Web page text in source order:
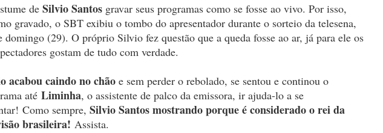
de Silvio Santos gravar seus programas como se fosse ao vivo. Por isso,
gravado, o SBT exibiu o tombo do apresentador durante o sorteio da telesena,
domingo (29). O próprio Silvio fez questão que a queda fosse ao ar, já para ele os
gostam de tudo com verdade.
acabou caindo no chão e sem perder o rebolado, se sentou e continou o
até Liminha, o assistente de palco da emissora, ir ajuda-lo a se
Como sempre, Silvio Santos mostrando porque é considerado o rei da
brasileira! Assista.